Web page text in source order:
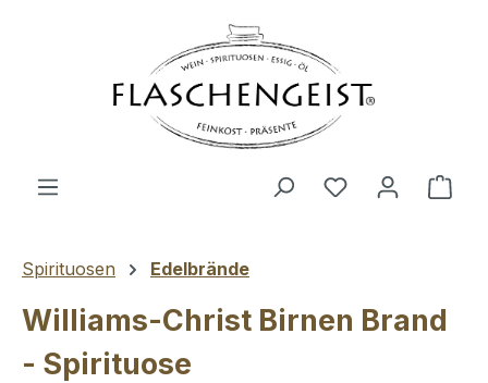
Du hast 0
Spirituosen Edelbrände
Williams-Christ Birnen Brand
- Spirituose